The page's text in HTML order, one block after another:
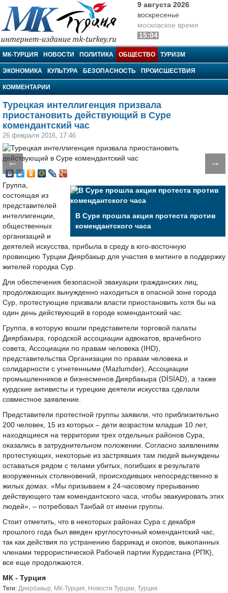
МК-Турция
9 августа 2026
воскресенье
московское время
15:04
МК-ТУРЦИЯ НОВОСТИ ПОЛИТИКА ОБЩЕСТВО ТУРИЗМ
ЭКОНОМИКА КУЛЬТУРА БЕЗОПАСНОСТЬ ПРОИСШЕСТВИЯ
КОММЕНТАРИИ
Турецкая интеллигенция призвала
приостановить действующий в Суре
комендантский час
26 февраля 2016, 17:46
← →
В Суре прошла акция протеста против
комендантского часа
Группа,
состоящая из
представителей
интеллигенции,
общественных
организаций и
деятелей искусства, прибыла в среду в юго-восточную
провинцию Турции Диярбакыр для участия в митинге в поддержку
жителей городка Сур.
Для обеспечения безопасной эвакуации гражданских лиц,
продолжающих вынужденно находиться в опасной зоне города
Сур, протестующие призвали власти приостановить хотя бы на
один день действующий в городе комендантский час.
Группа, в которую вошли представители торговой палаты
Диярбакыра, городской ассоциации адвокатов, врачебного
совета, Ассоциации по правам человека (IHD),
представительства Организации по правам человека и
солидарности с угнетенными (Mazlumder), Ассоциации
промышленников и бизнесменов Диярбакыра (DİSİAD), а также
курдские активисты и турецкие деятели искусства сделали
совместное заявление.
Представители протестной группы заявили, что приблизительно
200 человек, 15 из которых – дети возрастом младше 10 лет,
находящиеся на территории трех отдельных районов Сура,
оказались в затруднительном положении. Согласно заявлениям
протестующих, некоторые из застрявших там людей вынуждены
оставаться рядом с телами убитых, погибших в результате
вооруженных столкновений, происходивших непосредственно в
жилых домах. «Мы призываем к 24-часовому прерыванию
действующего там комендантского часа, чтобы эвакуировать этих
людей», – потребовал Танбай от имени группы.
Стоит отметить, что в некоторых районах Сура с декабря
прошлого года был введен круглосуточный комендантский час,
так как действия по устранению баррикад и окопов, выкопанных
членами террористической Рабочей партии Курдистана (РПК),
все еще продолжаются.
МК - Турция
Tеги: Диярбакыр, МК-Турция, Новости Турции, Турция